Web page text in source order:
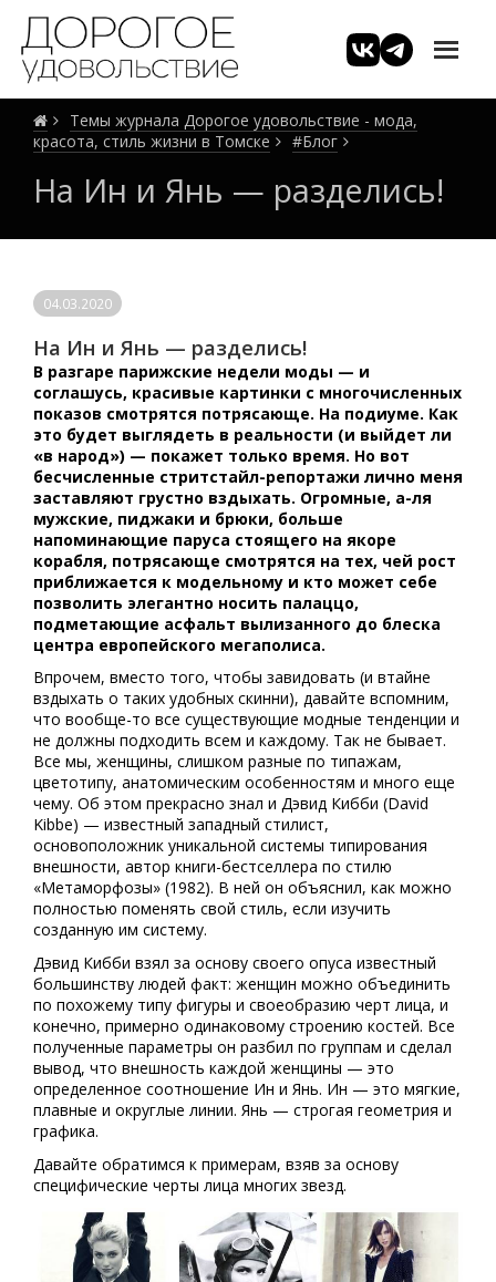
Темы журнала Дорогое удовольствие - мода,
красота, стиль жизни в Томске
#Блог
На Ин и Янь — разделись!
04.03.2020
На Ин и Янь — разделись!
В разгаре парижские недели моды — и
соглашусь, красивые картинки с многочисленных
показов смотрятся потрясающе. На подиуме. Как
это будет выглядеть в реальности (и выйдет ли
«в народ») — покажет только время. Но вот
бесчисленные стритстайл-репортажи лично меня
заставляют грустно вздыхать. Огромные, а-ля
мужские, пиджаки и брюки, больше
напоминающие паруса стоящего на якоре
корабля, потрясающе смотрятся на тех, чей рост
приближается к модельному и кто может себе
позволить элегантно носить палаццо,
подметающие асфальт вылизанного до блеска
центра европейского мегаполиса.
Впрочем, вместо того, чтобы завидовать (и втайне
вздыхать о таких удобных скинни), давайте вспомним,
что вообще-то все существующие модные тенденции и
не должны подходить всем и каждому. Так не бывает.
Все мы, женщины, слишком разные по типажам,
цветотипу, анатомическим особенностям и много еще
чему. Об этом прекрасно знал и Дэвид Кибби (David
Kibbe) — известный западный стилист,
основоположник уникальной системы типирования
внешности, автор книги-бестселлера по стилю
«Метаморфозы» (1982). В ней он объяснил, как можно
полностью поменять свой стиль, если изучить
созданную им систему.
Дэвид Кибби взял за основу своего опуса известный
большинству людей факт: женщин можно объединить
по похожему типу фигуры и своеобразию черт лица, и
конечно, примерно одинаковому строению костей. Все
полученные параметры он разбил по группам и сделал
вывод, что внешность каждой женщины — это
определенное соотношение Ин и Янь. Ин — это мягкие,
плавные и округлые линии. Янь — строгая геометрия и
графика.
Давайте обратимся к примерам, взяв за основу
специфические черты лица многих звезд.